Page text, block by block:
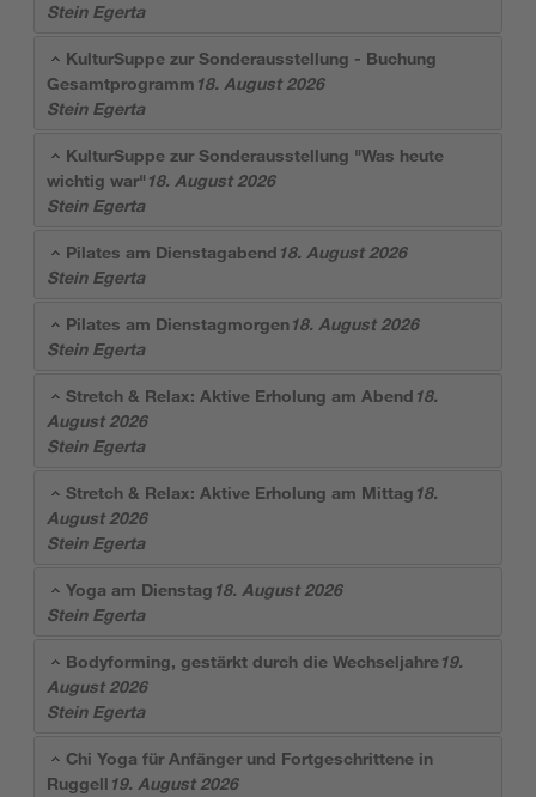
Stein Egerta
KulturSuppe zur Sonderausstellung - Buchung
Gesamtprogramm 18. August 2026
Stein Egerta
KulturSuppe zur Sonderausstellung "Was heute
wichtig war" 18. August 2026
Stein Egerta
Pilates am Dienstagabend 18. August 2026
Stein Egerta
Pilates am Dienstagmorgen18. August 2026
Stein Egerta
Stretch & Relax: Aktive Erholung am Abend 18.
August 2026
Stein Egerta
Stretch & Relax: Aktive Erholung am Mittag 18.
August 2026
Stein Egerta
Yoga am Dienstag 18. August 2026
Stein Egerta
Bodyforming, gestärkt durch die Wechseljahre19.
August 2026
Stein Egerta
Chi Yoga für Anfänger und Fortgeschrittene in
Ruggell 19. August 2026